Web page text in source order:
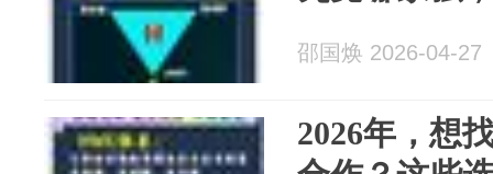
邵国焕 2026-04-27
2026年，想